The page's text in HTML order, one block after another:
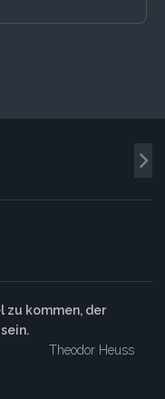
zu kommen, der
Theodor Heuss